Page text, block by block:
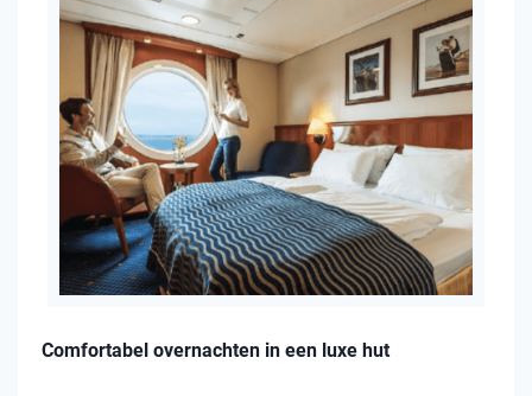
Comfortabel overnachten in een luxe hut